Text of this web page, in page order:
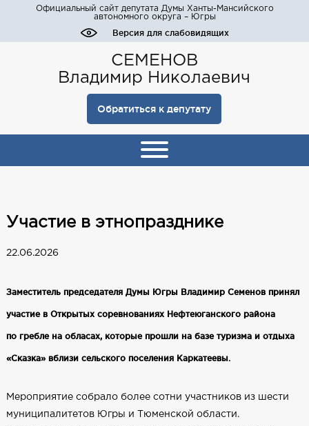
Официальный сайт депутата Думы Ханты-Мансийского
автономного округа – Югры
Версия для слабовидящих
СЕМЕНОВ
Владимир Николаевич
Обратиться к депутату
Участие в этнопразднике
22.06.2026
Заместитель председателя Думы Югры Владимир Семенов принял
участие в Открытых соревнованиях Нефтеюганского района
по гребле на обласах, которые прошли на базе туризма и отдыха
«Сказка» вблизи сельского поселения Каркатеевы.
Мероприятие собрало более сотни участников из шести
муниципалитетов Югры и Тюменской области.